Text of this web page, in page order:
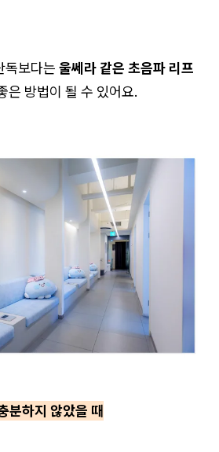
독보다는 울쎄라 같은 초음파 리프
은 방법이 될 수 있어요.
분하지 않았을 때